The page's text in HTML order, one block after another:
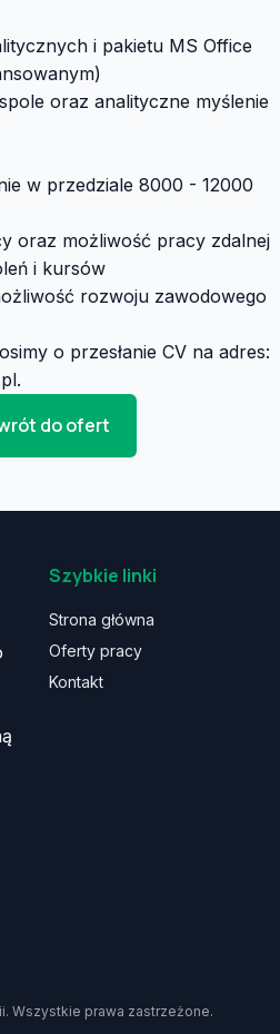
i pakietu MS Office
oraz analityczne myślenie
w przedziale 8000 - 12000
oraz możliwość pracy zdalnej
i kursów
rozwoju zawodowego
o przesłanie CV na adres:
.
do ofert
Szybkie linki
Strona główna
Oferty pracy
Kontakt
Wszystkie prawa zastrzeżone.